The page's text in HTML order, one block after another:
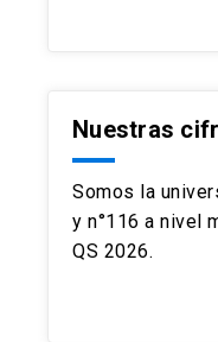
Nuestras
Somos la
y n°116 a nivel
QS 2026.